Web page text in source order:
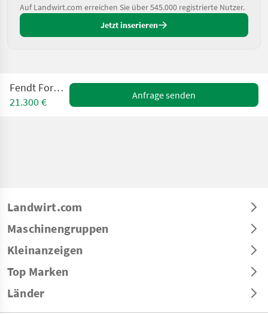
Auf Landwirt.com erreichen Sie über 545.000 registrierte Nutzer.
Jetzt inserieren
Fendt Former 880
21.300 €
Anfrage senden
Landwirt.com
Maschinengruppen
Kleinanzeigen
Top Marken
Länder